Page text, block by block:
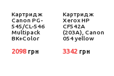
Картридж
Canon PG-
545/CL-546
Multipack
BK+Color
2098 грн
Картридж
Xerox HP
CF542A
(203A), Canon
054 yellow
3342 грн